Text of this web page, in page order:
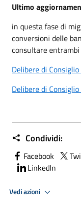
Ultimo
in questa fase di
conversioni delle
consultare
Delibere di
Delibere di
Condividi:
Facebook
LinkedIn
Vedi azioni